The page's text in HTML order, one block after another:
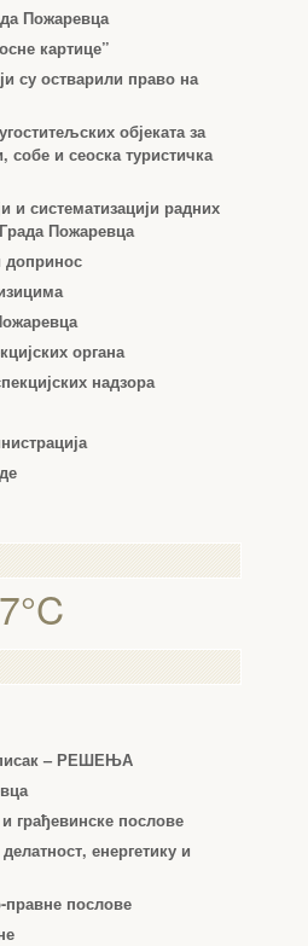
Пожаревца
картице”
су остварили право на
објеката за
собе и сеоска туристичка
и систематизацији радних
Пожаревца
допринос
органа
надзора
– РЕШЕЊА
грађевинске послове
енергетику и
послове